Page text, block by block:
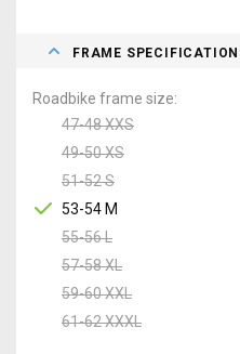
FRAME
Roadbike frame size
47-48 XXS
49-50 XS
51-52 S
53-54 M
55-56 L
57-58 XL
59-60 XXL
61-62 XXXL